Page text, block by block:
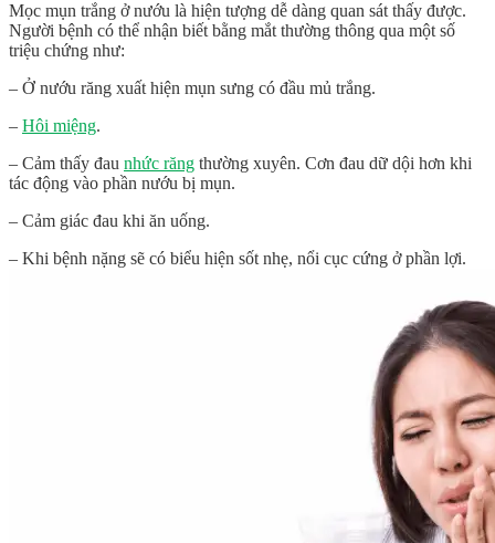
Mọc mụn trắng ở nướu là hiện tượng dễ dàng quan sát thấy được.
Người bệnh có thể nhận biết bằng mắt thường thông qua một số
triệu chứng như:
– Ở nướu răng xuất hiện mụn sưng có đầu mủ trắng.
– Hôi miệng.
– Cảm thấy đau nhức răng thường xuyên. Cơn đau dữ dội hơn khi
tác động vào phần nướu bị mụn.
– Cảm giác đau khi ăn uống.
– Khi bệnh nặng sẽ có biểu hiện sốt nhẹ, nổi cục cứng ở phần lợi.